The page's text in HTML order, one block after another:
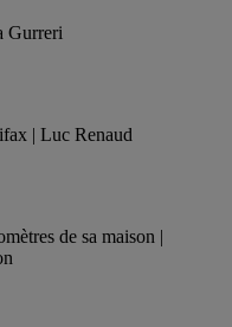
Gurreri
| Luc Renaud
de sa maison |